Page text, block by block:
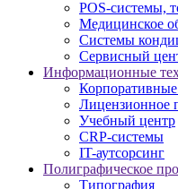
POS-системы,
Медицинское
Системы
Сервисный
Информационные
Лицензионное
Учебный центр
CRP-системы
IT-аутсорсинг
Полиграфическое
Типография